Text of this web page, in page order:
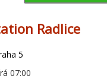
Radlice
5
07:00